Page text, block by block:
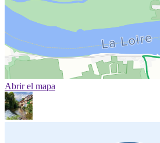
Abrir el mapa